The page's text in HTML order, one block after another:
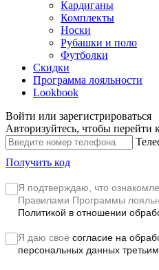
Кардиганы
Комплекты
Носки
Рубашки и поло
Футболки
Скидки
Программа лояльности
Lookbook
Войти или зарегистрироваться
Авторизуйтесь, чтобы перейти
Получить код
Я подтверждаю, что
Правилами Программы
Политикой в отношении
Я даю своё согласие на
персональных данных